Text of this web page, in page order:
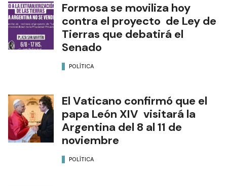
Formosa se moviliza hoy
contra el proyecto de Ley de
Tierras que debatirá el
Senado
POLÍTICA
El Vaticano confirmó que el
papa León XIV visitará la
Argentina del 8 al 11 de
noviembre
POLÍTICA